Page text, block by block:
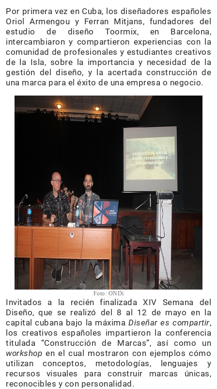
Por primera vez en Cuba, los diseñadores españoles
Oriol Armengou y Ferran Mitjans, fundadores del
estudio de diseño Toormix, en Barcelona,
intercambiaron y compartieron experiencias con la
comunidad de profesionales y estudiantes creativos
de la Isla, sobre la importancia y necesidad de la
gestión del diseño, y la acertada construcción de
una marca para el éxito de una empresa o negocio.
Foto: ONDi
Invitados a la recién finalizada XIV Semana del
Diseño, que se realizó del 8 al 12 de mayo en la
capital cubana bajo la máximaDiseñar es compartir,
los creativos españoles impartieron la conferencia
titulada “Construcción de Marcas”, así como un
workshop en el cual mostraron con ejemplos cómo
utilizan conceptos, metodologías, lenguajes y
recursos visuales para construir marcas únicas,
reconocibles y con personalidad.